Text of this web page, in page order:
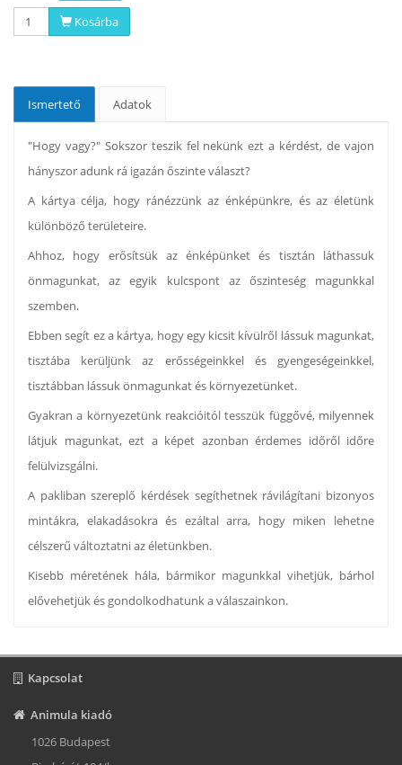
Kosárba
Ismertető Adatok
"Hogy vagy?" Sokszor teszik fel nekünk ezt a kérdést, de vajon
hányszor adunk rá igazán őszinte választ?
A kártya célja, hogy ránézzünk az énképünkre, és az életünk
különböző területeire.
Ahhoz, hogy erősítsük az énképünket és tisztán láthassuk
önmagunkat, az egyik kulcspont az őszinteség magunkkal
szemben.
Ebben segít ez a kártya, hogy egy kicsit kívülről lássuk magunkat,
tisztába kerüljünk az erősségeinkkel és gyengeségeinkkel,
tisztábban lássuk önmagunkat és környezetünket.
Gyakran a környezetünk reakcióitól tesszük függővé, milyennek
látjuk magunkat, ezt a képet azonban érdemes időről időre
felülvizsgálni.
A pakliban szereplő kérdések segíthetnek rávilágítani bizonyos
mintákra, elakadásokra és ezáltal arra, hogy miken lehetne
célszerű változtatni az életünkben.
Kisebb méretének hála, bármikor magunkkal vihetjük, bárhol
elővehetjük és gondolkodhatunk a válaszainkon.
Kapcsolat
Animula kiadó
1026 Budapest